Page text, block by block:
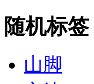
随机标签
山脚